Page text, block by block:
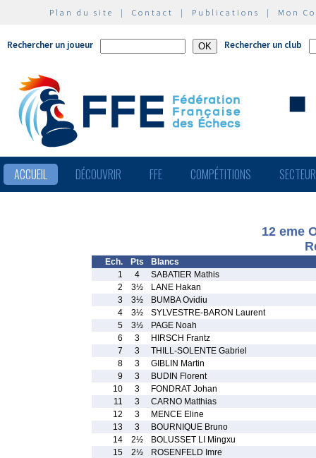
Plan du site | Contact | Publications | Mon
Rechercher un joueur Rechercher un club
ACCUEIL DÉCOUVRIR FFE COMPÉTITIONS
12 eme
Ech. Pts
Blancs
1
4
SABATIER Mathis
2
3½
LANE Hakan
3
3½
BUMBA Ovidiu
4
3½
SYLVESTRE-BARON Laurent
5
3½
PAGE Noah
6
3
HIRSCH Frantz
7
3
THILL-SOLENTE Gabriel
8
3
GIBLIN Martin
9
3
BUDIN Florent
10
3
FONDRAT Johan
11
3
CARNO Matthias
12
3
MENCE Eline
13
3
BOURNIQUE Bruno
14
2½
BOLUSSET LI Mingxu
15
2½
ROSENFELD Imre